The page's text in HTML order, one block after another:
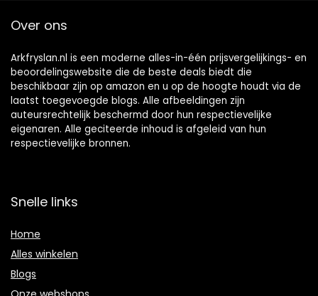
Over ons
Arkfryslan.nl is een moderne alles-in-één prijsvergelijkings- en
beoordelingswebsite die de beste deals biedt die
beschikbaar zijn op amazon en u op de hoogte houdt via de
laatst toegevoegde blogs. Alle afbeeldingen zijn
auteursrechtelijk beschermd door hun respectievelijke
eigenaren. Alle geciteerde inhoud is afgeleid van hun
respectievelijke bronnen.
Snelle links
Home
Alles winkelen
Blogs